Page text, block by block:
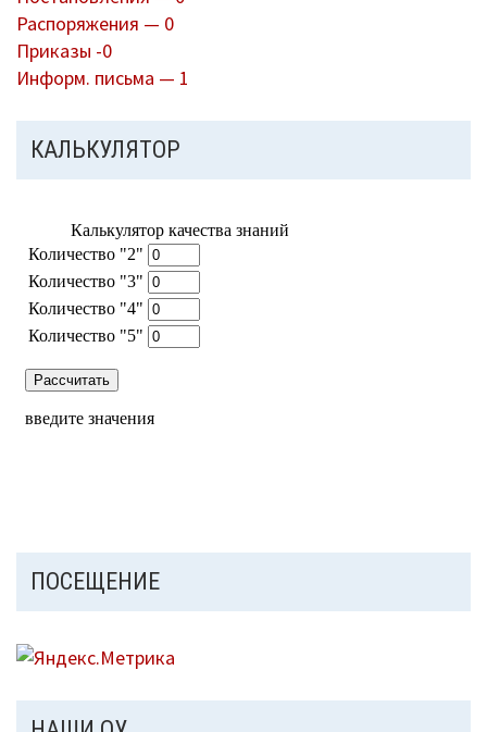
Распоряжения — 0
Приказы -0
Информ. письма — 1
КАЛЬКУЛЯТОР
ПОСЕЩЕНИЕ